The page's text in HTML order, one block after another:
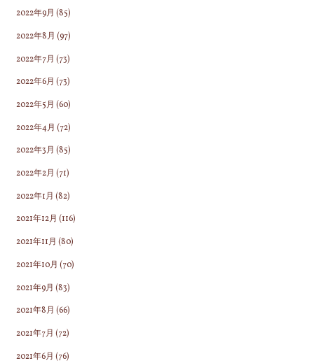
2022年9月 (85)
2022年8月 (97)
2022年7月 (73)
2022年6月 (73)
2022年5月 (60)
2022年4月 (72)
2022年3月 (85)
2022年2月 (71)
2022年1月 (82)
2021年12月 (116)
2021年11月 (80)
2021年10月 (70)
2021年9月 (83)
2021年8月 (66)
2021年7月 (72)
2021年6月 (76)